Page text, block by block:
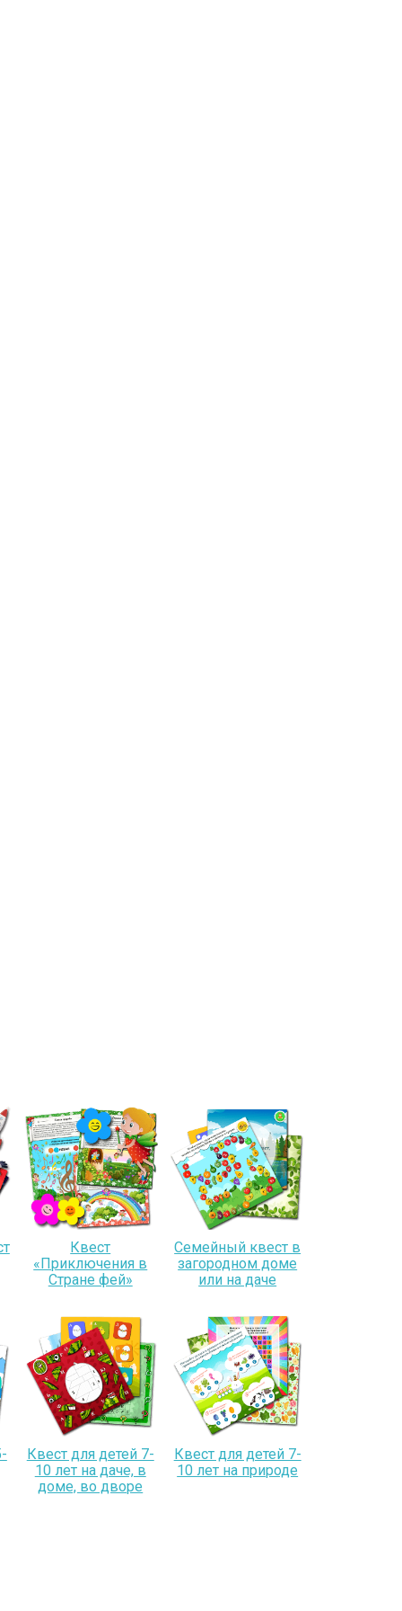
Квест
«Приключения в
Стране фей»
Семейный квест в
загородном доме
или на даче
Квест для детей 7-
10 лет на даче, в
доме, во дворе
Квест для детей 7-
10 лет на природе